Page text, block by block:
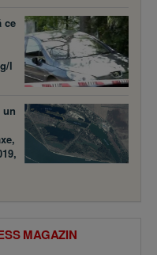
ce
l
un
MAGAZIN